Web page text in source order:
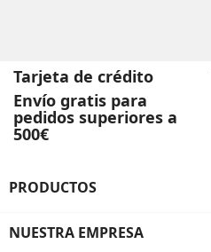
Tarjeta de crédito
Envío gratis para
pedidos superiores a
500€
PRODUCTOS
NUESTRA EMPRESA